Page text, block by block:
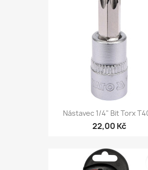
Nástavec 1/4" Bit Torx
22,00 Kč